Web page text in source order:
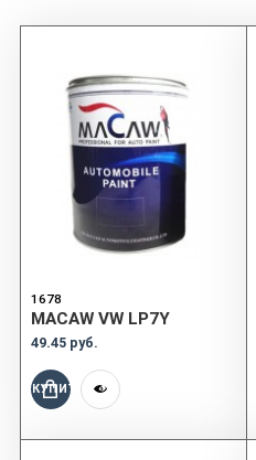
1678
MACAW VW LP7Y
49.45 руб.
КУПИТЬ